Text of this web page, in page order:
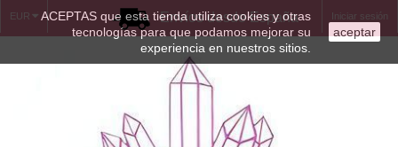
ACEPTAS que esta tienda utiliza cookies y otras
tecnologías para que podamos mejorar su
experiencia en nuestros sitios.
aceptar
EUR Iniciar sesión
Envíos desde España